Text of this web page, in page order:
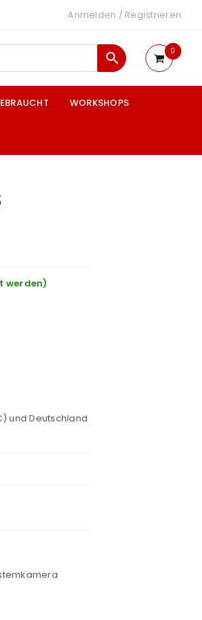
Anmelden / Registrieren
0
WORKSHOPS
werden)
und Deutschland